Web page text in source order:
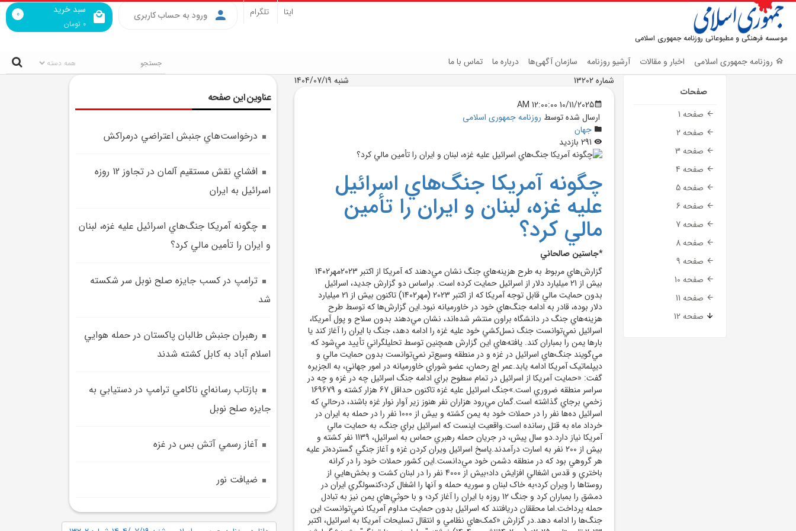
موسسه فرهنگی و مطبوعاتی روزنامه جمهوری اسلامی
سبد خرید
0 تومان
0 ورود به حساب کاربری ایتا تلگرام
روزنامه جمهوری اسلامی اخبار و مقالات آرشیو روزنامه سازمان آگهی‌ها درباره ما تماس با ما
صفحات
صفحه 1
صفحه 2
صفحه 3
صفحه 4
صفحه 5
صفحه 6
صفحه 7
صفحه 8
صفحه 9
صفحه 10
صفحه 11
صفحه 12
شماره 13202
شنبه 1404/07/19
10/11/2025 12:00:00 AM
ارسال شده توسط روزنامه جمهوری اسلامی
جهان
چگونه آمريکا جنگ‌هاي اسرائيل
عليه غزه، لبنان و ايران را تأمين
مالي کرد؟
*جاستين صالحاني
گزارش‌هاي مربوط به طرح هزينه‌هاي جنگ نشان مي‌دهند که آمريکا از اکتبر 2023مهر1402
بيش از 21 ميليارد دلار از اسرائيل حمايت کرده است. براساس دو گزارش جديد، اسرائيل
بدون حمايت مالي قابل توجه آمريکا که از اکتبر 2023 (مهر1402) تاکنون بيش از 21 ميليارد
دلار بوده، قادر به ادامه جنگ‌هاي خود در خاورميانه نبود.اين گزارش‌ها که توسط طرح
هزينه‌هاي جنگ در دانشگاه براون منتشر شده‌اند، نشان مي‌دهند بدون سلاح و پول آمريکا،
اسرائيل نمي‌توانست جنگ نسل‌کشي خود عليه غزه را ادامه دهد، جنگ با ايران را آغاز کند يا
بارها يمن را بمباران کند. يافته‌هاي اين گزارش همچنين توسط تحليلگراني تأييد مي‌شود که
مي‌گويند جنگ‌هاي اسرائيل در غزه و در منطقه وسيع‌تر نمي‌توانست بدون حمايت مالي و
ديپلماتيک آمريکا ادامه يابد.عمر اچ رحمان، عضو شوراي خاورميانه در امور جهاني، به الجزيره
گفت: «حمايت آمريکا از اسرائيل در تمام سطوح براي ادامه جنگ اسرائيل چه در غزه و چه در
سراسر منطقه ضروري است.»جنگ اسرائيل عليه غزه تاکنون حداقل 67 هزار کشته و 169679
زخمي برجاي گذاشته است.گمان مي‌رود هزاران نفر هنوز زير آوار نوار غزه باشند، درحالي که
اسرائيل ده‌ها نفر را در حملات خود به يمن کشته و بيش از 1000 نفر را در حمله به ايران در
خرداد ماه به قتل رسانده است.واقعيت اينست که اسرائيل براي جنگ، به حمايت مالي
آمريکا نياز دارد.دو سال پيش، در جريان حمله‌ رهبري حماس به اسرائيل، 1139 نفر کشته و
بيش از 200 نفر به اسارت درآمدند.پاسخ اسرائيل ويران کردن غزه و آغاز جنگي گسترده‌تر عليه
هر گروهي بود که در منطقه دشمن خود مي‌دانست.اين کشور حملات خود را در کرانه
باختري و قدس اشغالي افزايش داد؛بيش از 4000 نفر را در لبنان کشت و بخش‌هايي از
روستاها را ويران کرد؛به خاک لبنان و سوريه حمله و آنها را اشغال کرد؛کنسولگري ايران در
دمشق را بمباران کرد و جنگ 12 روزه با ايران را آغاز کرد؛ و با حوثي‌هاي يمن نيز به تبادل
حمله پرداخت.اما محققان دريافتند که اسرائيل بدون حمايت مداوم آمريکا نمي‌توانست اين
جنگ‌ها را ادامه دهد.در گزارش «کمک‌هاي نظامي و انتقال تسليحات آمريکا به اسرائيل، اکتبر
عناوین این صفحه
درخواست‌هاي جنبش اعتراضي درمراکش
افشاي نقش مستقيم آلمان در تجاوز 12 روزه
اسرائيل به ايران
چگونه آمريکا جنگ‌هاي اسرائيل عليه غزه، لبنان
و ايران را تأمين مالي کرد؟
ترامپ در کسب جايزه صلح نوبل سر شکسته
شد
رهبران جنبش طالبان پاکستان در حمله هوايي
اسلام آباد به کابل کشته شدند
بازتاب رسانه‌اي ناکامي ترامپ در دستيابي به
جايزه صلح نوبل
آغاز رسمي آتش بس در غزه
ضيافت نور